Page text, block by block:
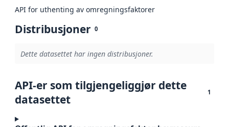
API for uthenting av omregningsfaktorer
Distribusjoner 0
Dette datasettet har ingen distribusjoner.
API-er som tilgjengeliggjør dette
datasettet
1